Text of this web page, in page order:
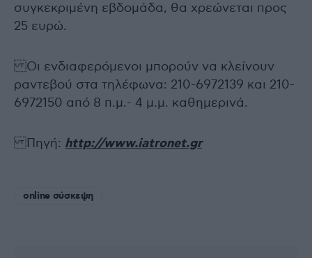
συγκεκριμένη εβδομάδα, θα χρεώνεται προς
25 ευρώ.
Οι ενδιαφερόμενοι μπορούν να κλείνουν
ραντεβού στα τηλέφωνα: 210-6972139 και 210-
6972150 από 8 π.μ.- 4 μ.μ. καθημερινά.
Πηγή: http://www.iatronet.gr
online σύσκεψη